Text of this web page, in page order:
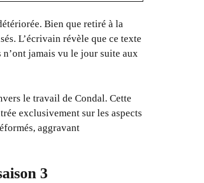
Bien que retiré à la
L’écrivain révèle que ce texte
jamais vu le jour suite aux
le travail de Condal. Cette
exclusivement sur les aspects
aggravant
3